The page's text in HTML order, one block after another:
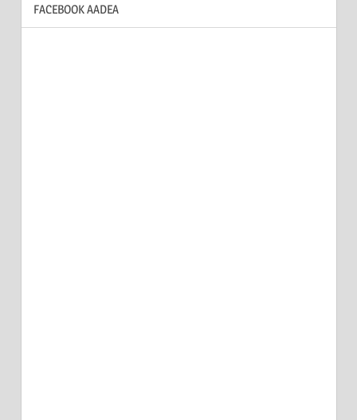
FACEBOOK AADEA